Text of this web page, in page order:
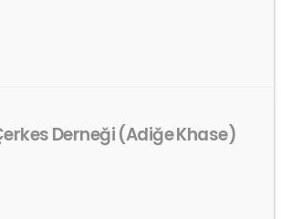
Derneği (Adiğe Khase)